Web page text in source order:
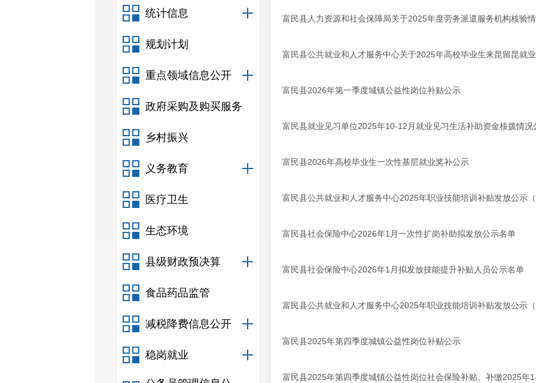
统计信息
规划计划
重点领域信息公开
政府采购及购买服务
乡村振兴
义务教育
医疗卫生
生态环境
县级财政预决算
食品药品监管
减税降费信息公开
稳岗就业
富民县人力资源和社会保障局关于2025年度劳务派遣服务机构核验
富民县公共就业和人才服务中心关于2025年高校毕业生来昆留昆就
富民县2026年第一季度城镇公益性岗位补贴公示
富民县就业见习单位2025年10-12月就业见习生活补助资金核拨情况
富民县2026年高校毕业生一次性基层就业奖补公示
富民县公共就业和人才服务中心2025年职业技能培训补贴发放公示
富民县社会保险中心2026年1月一次性扩岗补助拟发放公示名单
富民县社会保险中心2026年1月拟发放技能提升补贴人员公示名单
富民县公共就业和人才服务中心2025年职业技能培训补贴发放公示
富民县2025年第四季度城镇公益性岗位补贴公示
富民县2025年第四季度城镇公益性岗位社会保险补贴、补缴2025年